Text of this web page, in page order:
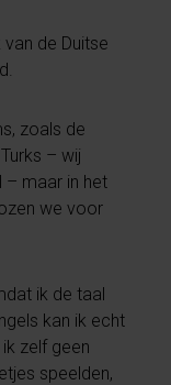
de Duitse
zoals de
– wij
– maar in het
we voor
ik de taal
kan ik echt
zelf geen
speelden,